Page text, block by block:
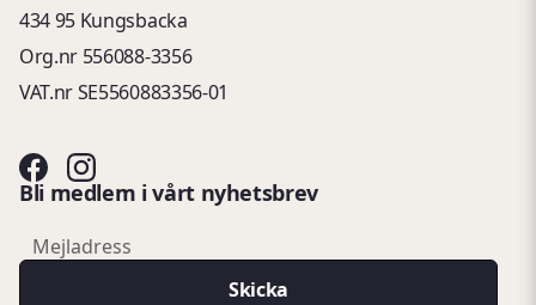
434 95 Kungsbacka
Org.nr 556088-3356
VAT.nr SE5560883356-01
Bli medlem i vårt nyhetsbrev
email
Mejladress
Skicka